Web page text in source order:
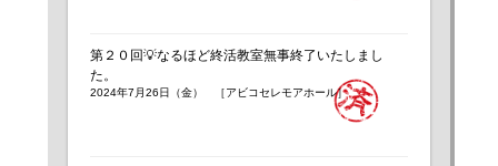
第２０回💡なるほど終活教室無事終了いたしまし
た。
2024年7月26日（金） ［アビコセレモアホール］